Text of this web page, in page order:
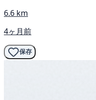
6.6 km
4ヶ月前
保存